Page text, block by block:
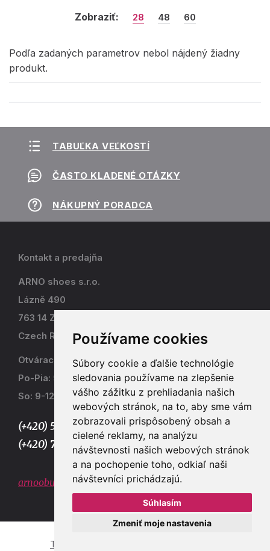
Používame cookies
Súbory cookie a ďalšie technológie
sledovania používame na zlepšenie
vášho zážitku z prehliadania našich
webových stránok, na to, aby sme vám
zobrazovali prispôsobený obsah a
cielené reklamy, na analýzu
návštevnosti našich webových stránok
a na pochopenie toho, odkiaľ naši
návštevníci prichádzajú.
Súhlasím
Zmeniť moje nastavenia
Zobraziť: 28 48 60
Podľa zadaných parametrov nebol nájdený žiadny
produkt.
TABUĽKA VEĽKOSTÍ
ČASTO KLADENÉ OTÁZKY
NÁKUPNÝ PORADCA
Kontakt a predajňa
ARNO shoes s.r.o.
Lázně 490
763 14 Zlín - Kostelec
Czech Republic
Otváracia doba
Po-Pia: 9-17
So: 9-12
(+420) 577 915 036,
(+420) 773 667 390
arnoobuv@gmail.com
Tvorba e-shopů a webových stránek Zlín